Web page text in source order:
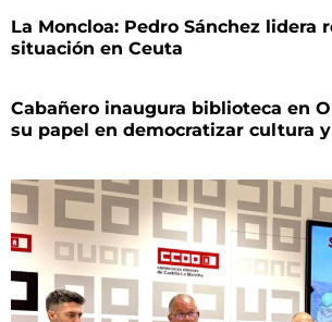
La Moncloa: Pedro Sánchez lidera
situación en Ceuta
Cabañero inaugura biblioteca en
su papel en democratizar cultura